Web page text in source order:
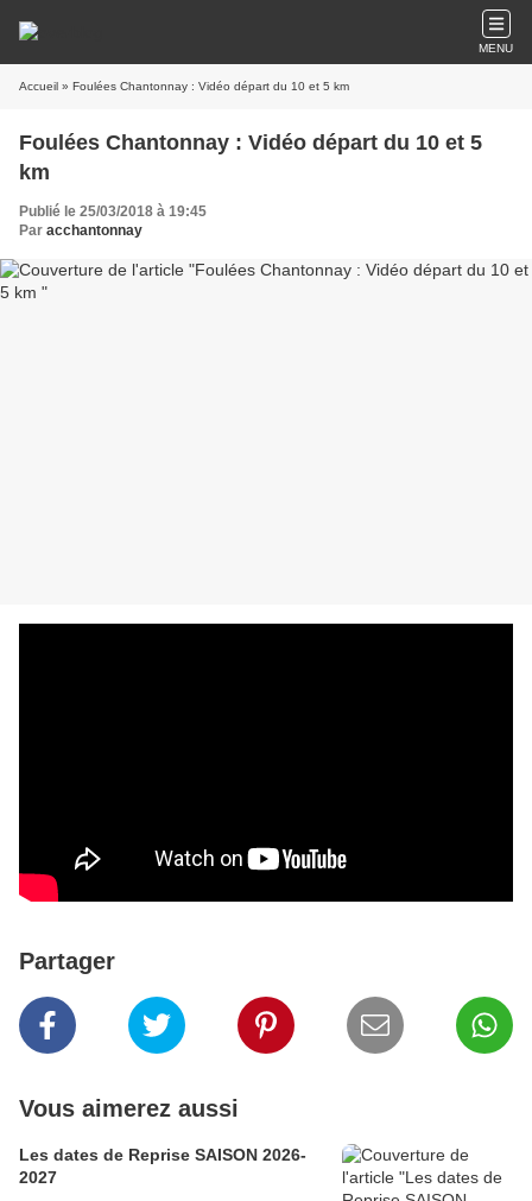
MENU
Accueil » Foulées Chantonnay : Vidéo départ du 10 et 5 km
Foulées Chantonnay : Vidéo départ du 10 et 5
km
Publié le 25/03/2018 à 19:45
Par acchantonnay
Partager
Vous aimerez aussi
Les dates de Reprise SAISON 2026-
2027